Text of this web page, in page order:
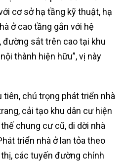
cơ sở hạ tầng kỹ thuật, hạ
ở cao tầng gắn với hệ
đường sắt trên cao tại khu
thành hiện hữu”, vị này
tiên, chú trọng phát triển nhà
cải tạo khu dân cư hiện
chung cư cũ, di dời nhà
triển nhà ở lan tỏa theo
các tuyến đường chính